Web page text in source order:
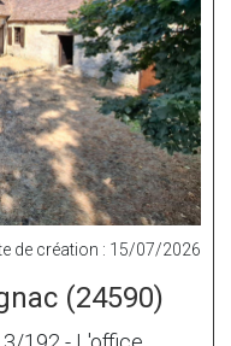
de création : 15/07/2026
(24590)